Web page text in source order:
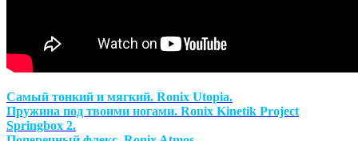
Самый тонкий и мягкий. Ronix Utopia.
Пружина под твоими ногами. Ronix Kinetik Project
Springbox 2.